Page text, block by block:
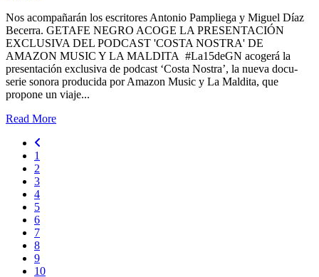
Nos acompañarán los escritores Antonio Pampliega y Miguel Díaz
Becerra. GETAFE NEGRO ACOGE LA PRESENTACIÓN
EXCLUSIVA DEL PODCAST 'COSTA NOSTRA' DE
AMAZON MUSIC Y LA MALDITA #La15deGN acogerá la
presentación exclusiva de podcast ‘Costa Nostra’, la nueva docu-
serie sonora producida por Amazon Music y La Maldita, que
propone un viaje...
Read More
1
2
3
4
5
6
7
8
9
10